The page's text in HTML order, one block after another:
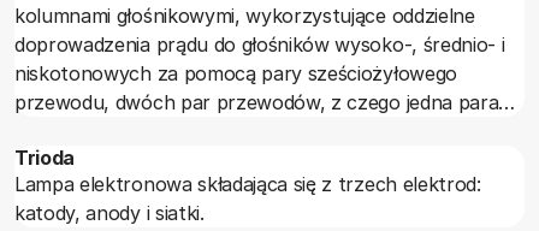
kolumnami głośnikowymi, wykorzystujące oddzielne
doprowadzenia prądu do głośników wysoko-, średnio- i
niskotonowych za pomocą pary sześciożyłowego
przewodu, dwóch par przewodów, z czego jedna para
przewodów dwużyłowych. Rozwiązanie lansowane przez
prawdziwych audiofili, mające na celu poprawienie jakości
brzmienia odtwarzanych dźwięków, ich szczegółowości i
Trioda
Lampa elektronowa składająca się z trzech elektrod:
katody, anody i siatki.